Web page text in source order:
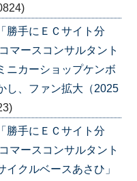
勝手にＥＣサイト分
ースコンサルタント
カーショップケンボ
し、ファン拡大（2025
勝手にＥＣサイト分
ースコンサルタント
クルベースあさひ」